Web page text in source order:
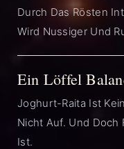
Durch Das Rösten
Wird Nussiger Und
Ein Löffel
Joghurt-Raita Ist
Nicht Auf. Und Doch
Ist.